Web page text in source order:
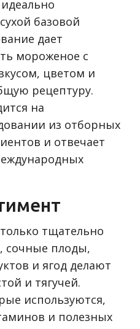
базовой
дает
мороженое с
цветом и
рецептуру.
на
из отборных
и отвечает
тщательно
сочные плоды,
и ягод делают
и тягучей.
используются,
и полезных